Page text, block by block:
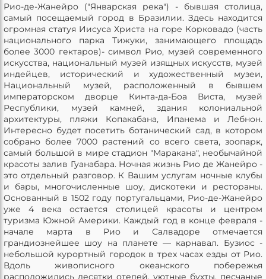
Рио-де-Жанейро ("Январская река") - бывшая столица,
самый посещаемый город в Бразилии. Здесь находится
огромная статуя Иисуса Христа на горе Корковадо (часть
национального парка Тижуки, занимающего площадь
более 3000 гектаров)- символ Рио, музей современного
искусства, национальный музей изящных искусств, музей
индейцев, исторический и художественный музеи,
Национальный музей, расположенный в бывшем
императорском дворце Кинта-да-Боа Виста, музей
Республики, музей камней, здания колониальной
архитектуры, пляжи Копакабана, Ипанема и Лебнон.
Интересно будет посетить ботанический сад, в котором
собрано более 7000 растений со всего света, зоопарк,
самый большой в мире стадион "Маракана", необычайной
красоты залив Гуанабара. Ночная жизнь Рио де Жанейро -
это отдельный разговор. К Вашим услугам ночные клубы
и бары, многочисленные шоу, дискотеки и рестораны.
Основанный в 1502 году португальцами, Рио-де-Жанейро
уже 4 века остается столицей красоты и центром
туризма Южной Америки. Каждый год в конце февраля -
начале марта в Рио и Салвадоре отмечается
грандиознейшее шоу на планете — карнавал. Бузиос -
небольшой курортный городок в трех часах езды от Рио.
Вдоль живописного океанского побережья
расположились десятки отелей, уютные бухты, песчаные